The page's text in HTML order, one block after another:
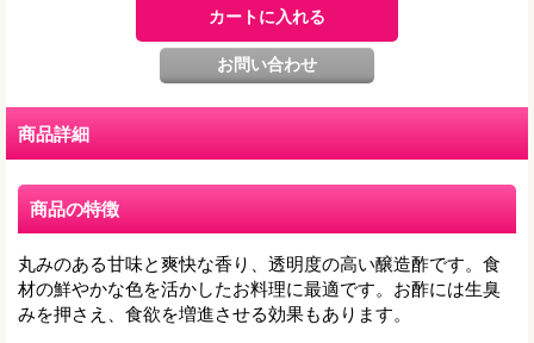
商品詳細
商品の特徴
丸みのある甘味と爽快な香り、透明度の高い醸造酢です。食
材の鮮やかな色を活かしたお料理に最適です。お酢には生臭
みを押さえ、食欲を増進させる効果もあります。